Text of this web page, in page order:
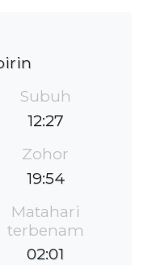
Subuh
12:27
Zohor
19:54
Matahari
terbenam
02:01